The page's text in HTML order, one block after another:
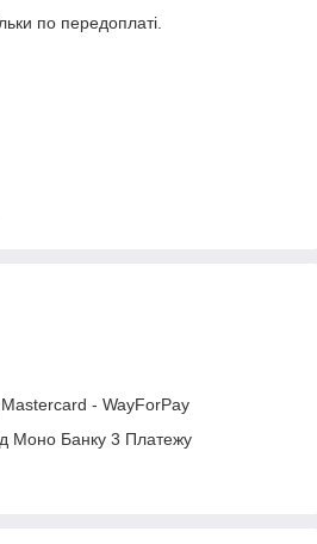
по передоплаті.
- WayForPay
Моно Банку 3 Платежу